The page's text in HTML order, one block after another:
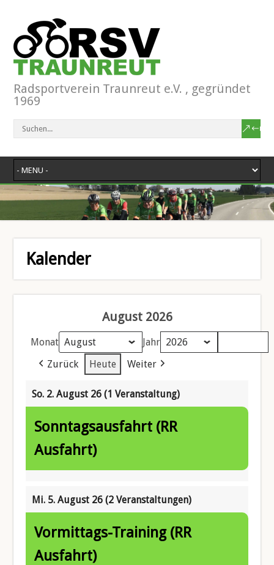
Radsportverein Traunreut e.V. , gegründet
1969
Kalender
August 2026
Monat
Jahr
Zurück
Heute Weiter
So. 2. August 26(1 Veranstaltung)
Sonntagsausfahrt (RR
Ausfahrt)
Mi. 5. August 26(2 Veranstaltungen)
Vormittags-Training (RR
Ausfahrt)